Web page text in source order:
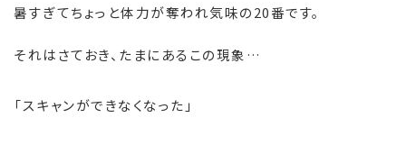
暑すぎてちょっと体力が奪われ気味の20番です。
それはさておき、たまにあるこの現象…
「スキャンができなくなった」